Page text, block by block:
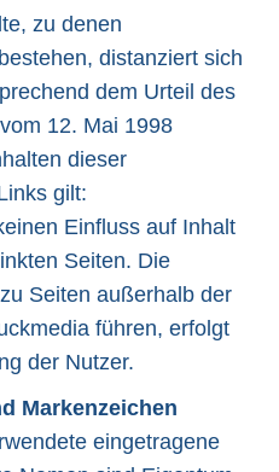
zu denen
distanziert sich
dem Urteil des
12. Mai 1998
dieser
gilt:
Einfluss auf Inhalt
Seiten. Die
Seiten außerhalb der
führen, erfolgt
der Nutzer.
Markenzeichen
eingetragene